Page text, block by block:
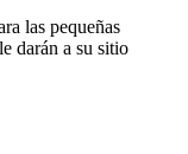
las pequeñas
darán a su sitio